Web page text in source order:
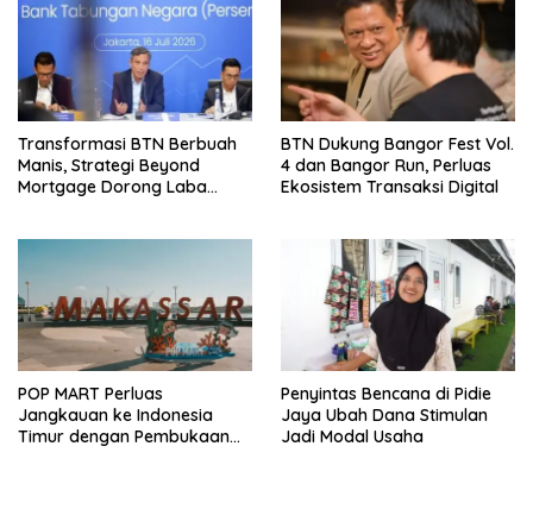
Transformasi BTN Berbuah
Manis, Strategi Beyond
Mortgage Dorong Laba
BTN Dukung Bangor Fest Vol.
4 dan Bangor Run, Perluas
Ekosistem Transaksi Digital
POP MART Perluas
Jangkauan ke Indonesia
Timur dengan Pembukaan
Penyintas Bencana di Pidie
Jaya Ubah Dana Stimulan
Jadi Modal Usaha